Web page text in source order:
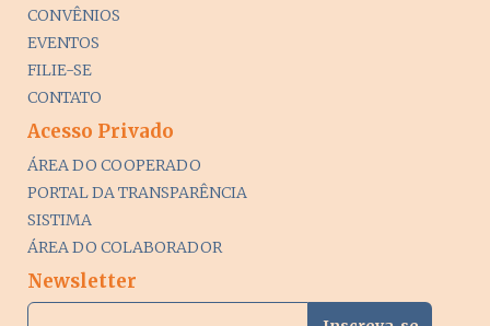
CONVÊNIOS
EVENTOS
FILIE-SE
CONTATO
Acesso Privado
ÁREA DO COOPERADO
PORTAL DA TRANSPARÊNCIA
SISTIMA
ÁREA DO COLABORADOR
Newsletter